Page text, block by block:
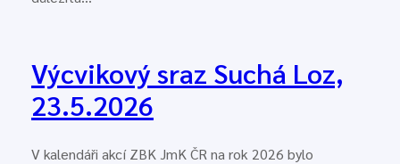
Výcvikový sraz Suchá Loz,
23.5.2026
V kalendáři akcí ZBK JmK ČR na rok 2026 bylo